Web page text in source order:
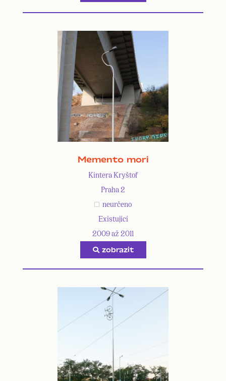
Memento mori
Kintera Kryštof
Praha 2
neurčeno
Existující
2009 až 2011
zobrazit